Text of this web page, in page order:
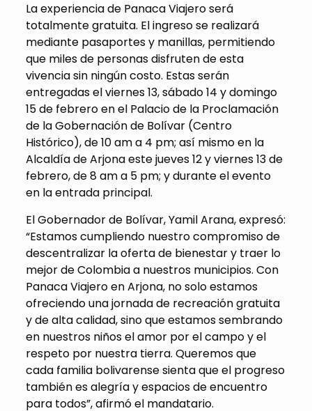
La experiencia de Panaca Viajero será
totalmente gratuita. El ingreso se realizará
mediante pasaportes y manillas, permitiendo
que miles de personas disfruten de esta
vivencia sin ningún costo. Estas serán
entregadas el viernes 13, sábado 14 y domingo
15 de febrero en el Palacio de la Proclamación
de la Gobernación de Bolívar (Centro
Histórico), de 10 am a 4 pm; así mismo en la
Alcaldía de Arjona este jueves 12 y viernes 13 de
febrero, de 8 am a 5 pm; y durante el evento
en la entrada principal.
El Gobernador de Bolívar, Yamil Arana, expresó:
“Estamos cumpliendo nuestro compromiso de
descentralizar la oferta de bienestar y traer lo
mejor de Colombia a nuestros municipios. Con
Panaca Viajero en Arjona, no solo estamos
ofreciendo una jornada de recreación gratuita
y de alta calidad, sino que estamos sembrando
en nuestros niños el amor por el campo y el
respeto por nuestra tierra. Queremos que
cada familia bolivarense sienta que el progreso
también es alegría y espacios de encuentro
para todos”, afirmó el mandatario.